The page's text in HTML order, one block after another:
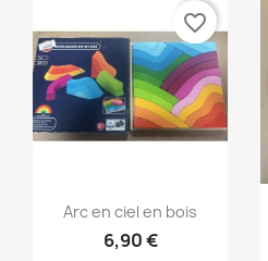
Aperçu rapide
Arc en ciel en bois
6,90 €
favorite_border